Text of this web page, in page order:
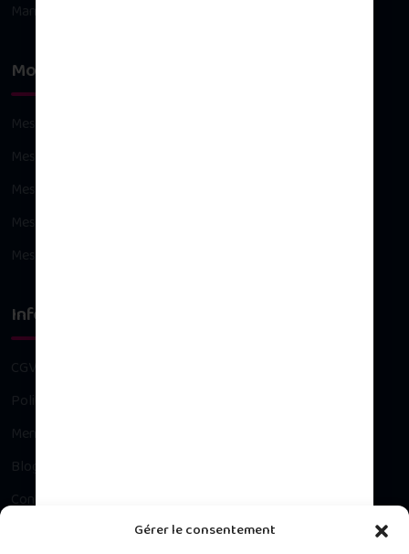
Gérer le consentement
Maman
Mon compte
Mes commandes
Mes avoirs
Mes adresses
Mes informations personnelles
Mes bons de réduction
Infos légales
CGV
Politique de confidentialité
Mentions légales
Blog
Contact